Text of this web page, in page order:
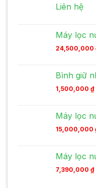
Liên hệ
Máy lọc
24,500,000
Bình giữ
1,500,000 ₫
Máy lọc
15,000,000
Máy lọc
7,390,000 ₫